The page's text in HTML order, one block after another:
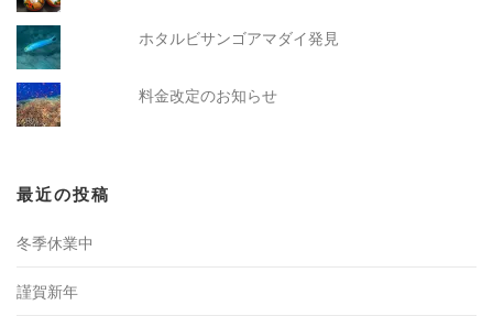
ホタルビサンゴアマダイ発見
料金改定のお知らせ
最近の投稿
冬季休業中
謹賀新年